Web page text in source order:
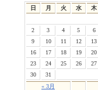
日 月 火 水 木
« 3月
2
3 4 5 6
9
10 11 12 13
16
17 18 19 20
23
24 25 26 27
30
31